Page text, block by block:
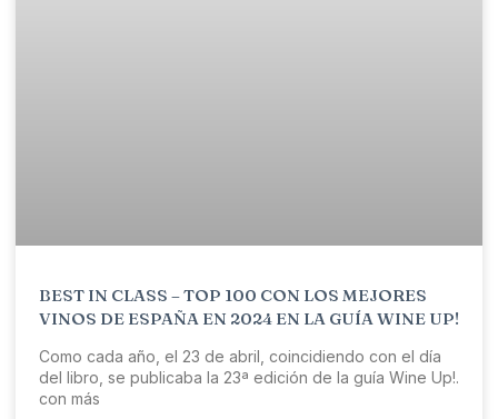
BEST IN CLASS – TOP 100 CON LOS MEJORES
VINOS DE ESPAÑA EN 2024 EN LA GUÍA WINE UP!
Como cada año, el 23 de abril, coincidiendo con el día
del libro, se publicaba la 23ª edición de la guía Wine Up!.
con más